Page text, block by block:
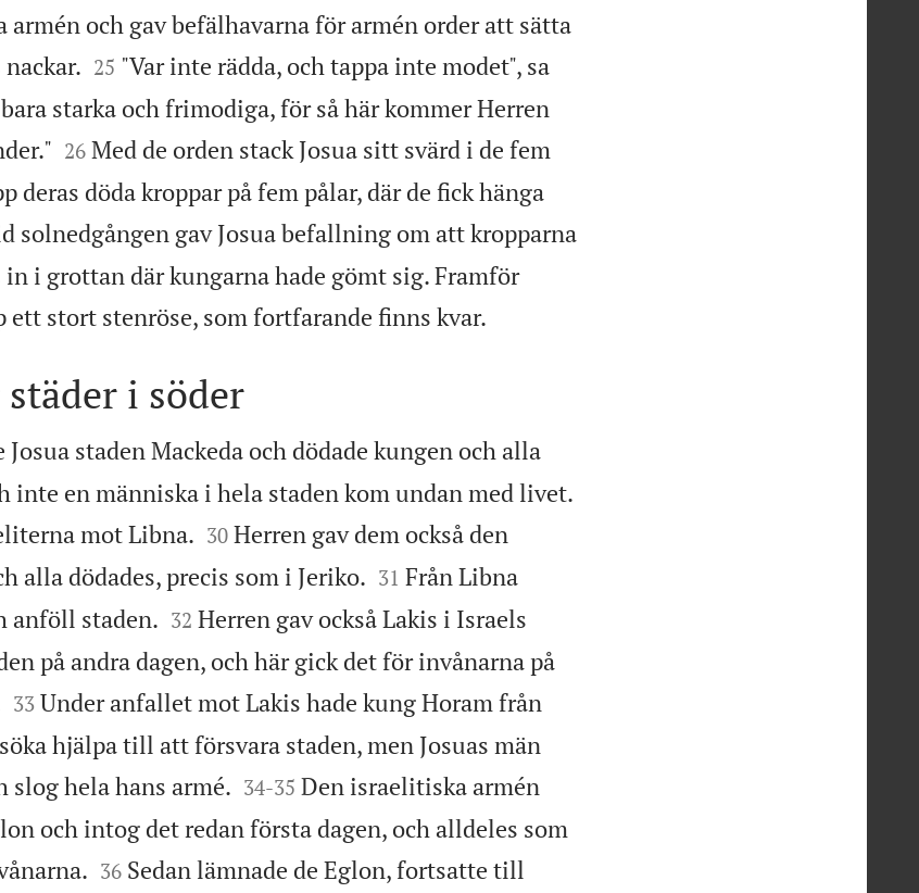
armén och gav befälhavarna för armén order att sätta

25 "Var inte rädda, och tappa inte modet", sa
starka och frimodiga, för så här kommer Herren

26 Med de orden stack Josua sitt svärd i de fem
deras döda kroppar på fem pålar, där de fick hänga
solnedgången gav Josua befallning om att kropparna
i grottan där kungarna hade gömt sig. Framför
ett stort stenröse, som fortfarande finns kvar.
i söder
staden Mackeda och dödade kungen och alla
inte en människa i hela staden kom undan med livet.
mot Libna.
30 Herren gav dem också den
alla dödades, precis som i Jeriko.
31 Från Libna
anföll staden.
32 Herren gav också Lakis i Israels
på andra dagen, och här gick det för invånarna på

33 Under anfallet mot Lakis hade kung Horam från
hjälpa till att försvara staden, men Josuas män
slog hela hans armé.
34-35 Den israelitiska armén
och intog det redan första dagen, och alldeles som

36 Sedan lämnade de Eglon, fortsatte till